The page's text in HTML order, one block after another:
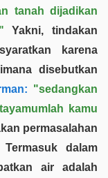
tanah dijadikan
Yakni, tindakan
karena
disebutkan
"sedangkan
kamu
permasalahan
dalam
air adalah